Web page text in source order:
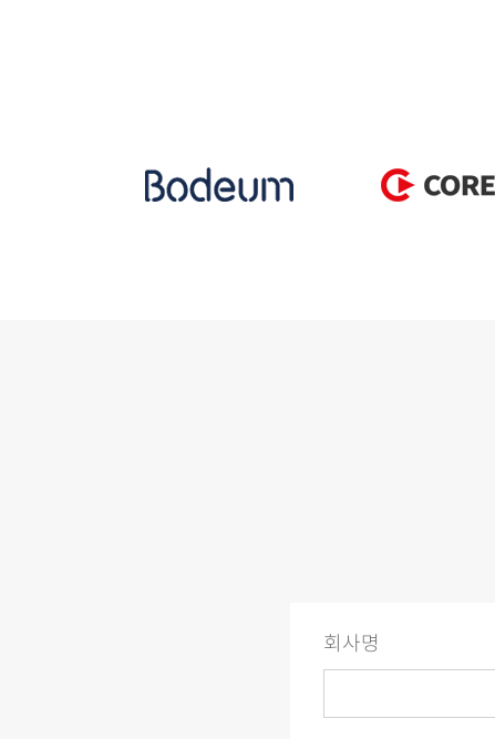
회사명